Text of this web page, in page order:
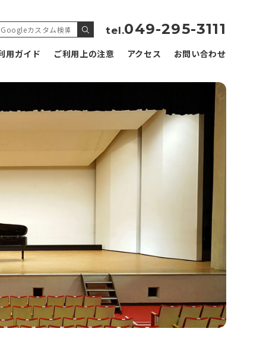
tel.049-295-3111
用ガイド ご利用上の注意 アクセス お問い合わせ